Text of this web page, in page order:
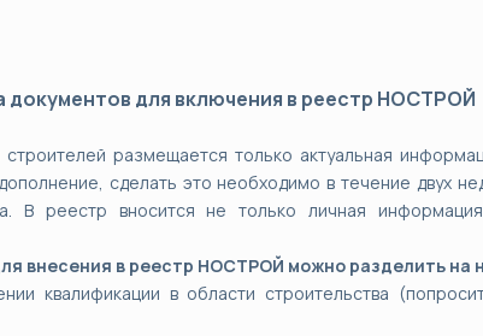
документов для включения в реестр НОСТРОЙ
размещается только актуальная
сделать это необходимо в течение двух
В реестр вносится не только личная
внесения в реестр НОСТРОЙ можно разделить на
квалификации в области строительства